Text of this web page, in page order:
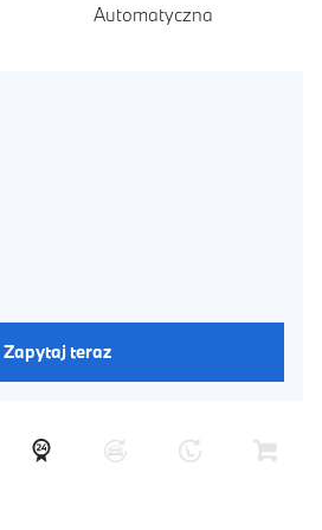
Automatyczna
Zapytaj teraz